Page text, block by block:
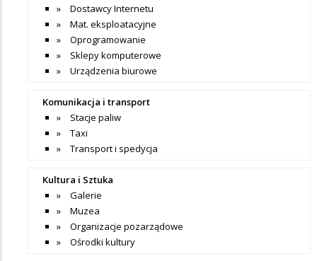
Dostawcy Internetu
Mat. eksploatacyjne
Oprogramowanie
Sklepy komputerowe
Urządzenia biurowe
Komunikacja i transport
Stacje paliw
Taxi
Transport i spedycja
Kultura i Sztuka
Galerie
Muzea
Organizacje pozarządowe
Ośrodki kultury